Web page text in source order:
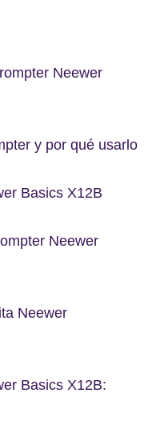
Neewer
y por qué usarlo
Basics X12B
Neewer
Neewer
Basics X12B: